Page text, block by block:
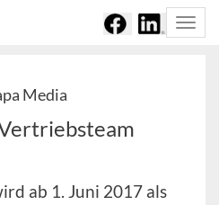
Media
ab 1. Juni 2017 als